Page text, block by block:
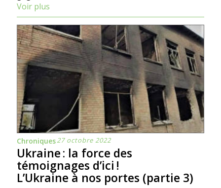
Voir plus
Chroniques27 octobre 2022
Ukraine : la force des
témoignages dʼici !
L’Ukraine à nos portes (partie 3)